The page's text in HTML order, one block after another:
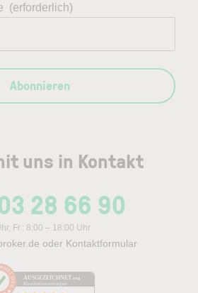
uns in Kontakt
28 66 90
Fr.: 8:00 – 18:00 Uhr
oder Kontaktformular
AUSGEZEICHNET .org
Kundenbewertungen
(erforderlich)
Abonnieren